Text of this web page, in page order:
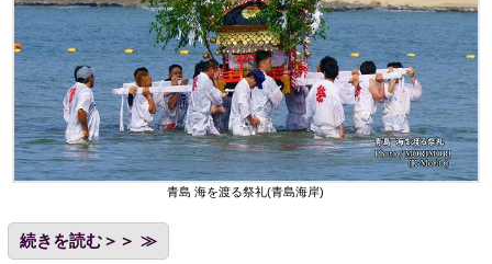
青島 海を渡る祭礼(青島海岸)
続きを読む＞＞